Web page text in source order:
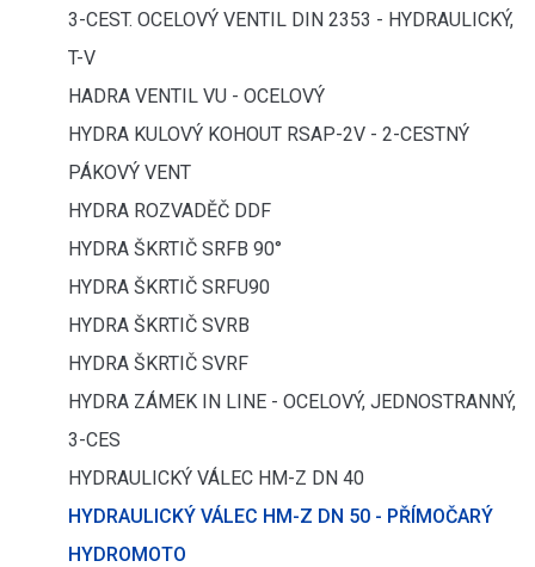
3-CEST. OCELOVÝ VENTIL DIN 2353 - HYDRAULICKÝ,
T-V
HADRA VENTIL VU - OCELOVÝ
HYDRA KULOVÝ KOHOUT RSAP-2V - 2-CESTNÝ
PÁKOVÝ VENT
HYDRA ROZVADĚČ DDF
HYDRA ŠKRTIČ SRFB 90°
HYDRA ŠKRTIČ SRFU90
HYDRA ŠKRTIČ SVRB
HYDRA ŠKRTIČ SVRF
HYDRA ZÁMEK IN LINE - OCELOVÝ, JEDNOSTRANNÝ,
3-CES
HYDRAULICKÝ VÁLEC HM-Z DN 40
HYDRAULICKÝ VÁLEC HM-Z DN 50 - PŘÍMOČARÝ
HYDROMOTO